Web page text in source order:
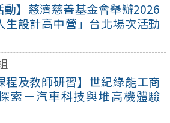
動】慈濟慈善基金會舉辦2026
生設計高中營」台北場次活動
程及教師研習】世紀綠能工商
索－汽車科技與堆高機體驗